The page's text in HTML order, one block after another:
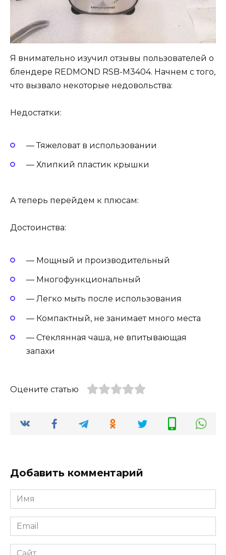
Я внимательно изучил отзывы пользователей о
блендере REDMOND RSB-M3404. Начнем с того,
что вызвало некоторые недовольства:
Недостатки:
— Тяжеловат в использовании
— Хлипкий пластик крышки
А теперь перейдем к плюсам:
Достоинства:
— Мощный и производительный
— Многофункциональный
— Легко мыть после использования
— Компактный, не занимает много места
— Стеклянная чаша, не впитывающая
запахи
Оцените статью
Добавить комментарий
Имя
Email
Сайт